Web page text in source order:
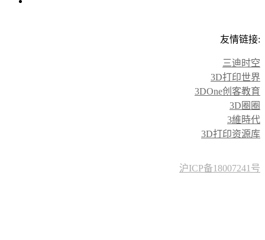
友情链接:
三迪时空
3D打印世界
3DOne创客教育
3D圈圈
3維時代
3D打印资源库
沪ICP备18007241号